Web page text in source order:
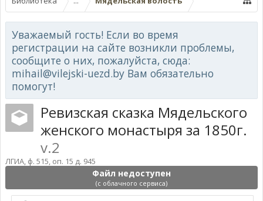
Уважаемый гость! Если во время
регистрации на сайте возникли проблемы,
сообщите о них, пожалуйста, сюда:
mihail@vilejski-uezd.by Вам обязательно
помогут!
Файл недоступен
(с облачного сервиса)
Ревизская сказка Мядельского
женского монастыря за 1850г.
v.2
ЛГИА, ф. 515, оп. 15 д. 945